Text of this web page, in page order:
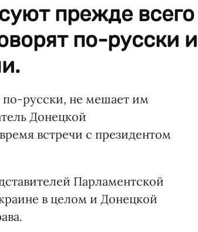
прежде всего
по-русски и
по-русски, не мешает им
Донецкой
встречи с президентом
Парламентской
в целом и Донецкой